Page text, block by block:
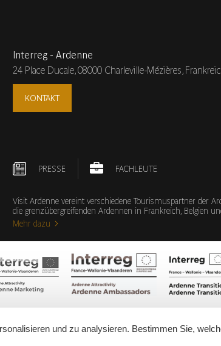
Interreg - Ardenne
24 Place Ducale,08000 Charleville-Mézières,
KONTAKT
PRESSE FACHLEUTE
Visit Ardenne vereint verschiedene Tourismuspartner der
die grenzübergreifenden Ardennen in Frankreich, Belgien
Mehr dazu
und zu analysieren. Bestimmen Sie,